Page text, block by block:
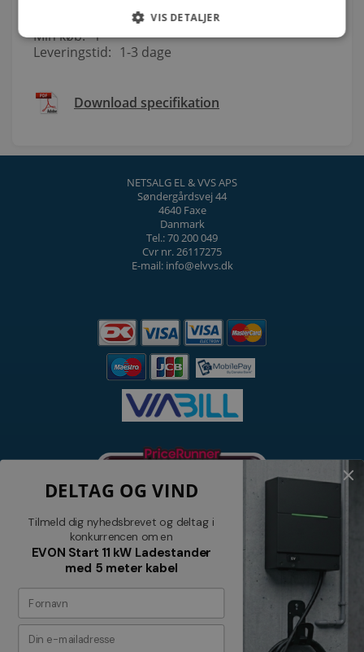
Min køb: 1
Leveringstid: 1-3 dage
Download specifikation
NETSALG EL & VVS APS
Søndergårdsvej 44
4640 Faxe
Danmark
Tel.: 70 200 049
Cvr nr. 26117275
E-mail: info@elvvs.dk
Nyhedsbrev
Tilmeld dig vores nyhedsbrev og
modtag relevante tilbud og nyheder
VIS DETALJER
DELTAG OG VIND
Tilmeld dig nyhedsbrevet og deltag i
konkurrencen om en
EVON Start 11 kW Ladestander
med 5 meter kabel